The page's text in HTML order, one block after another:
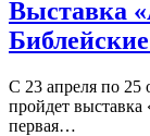
Выставка
С 23 апреля по 25
пройдет
первая…